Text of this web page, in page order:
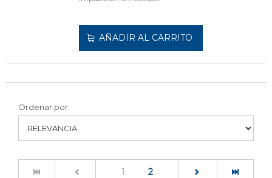
AÑADIR AL CARRITO
Ordenar por:
1 (current)
2